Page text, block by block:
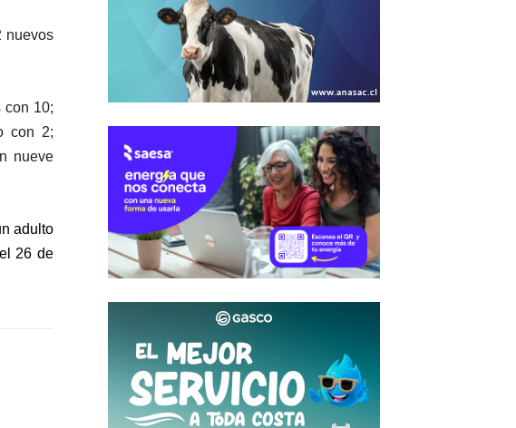
nuevos
con 10;
con 2;
nueve
adulto
26 de